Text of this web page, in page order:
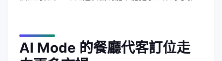
AI Mode 的餐廳代客訂位走